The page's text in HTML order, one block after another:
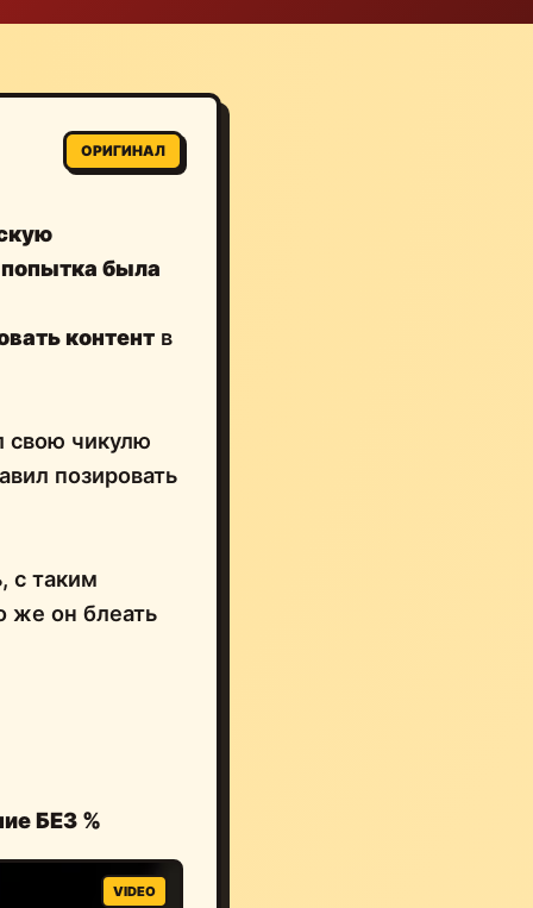
ОРИГИНАЛ
попытка была
контент в
свою чикулю
позировать
с таким
же он блеать
БЕЗ %